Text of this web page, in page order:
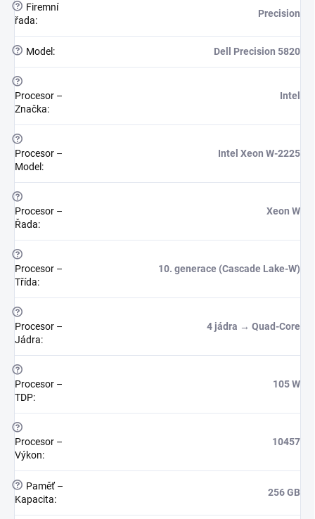
?
Firemní
řada:
Precision
? Model : Dell Precision 5820
?
Procesor –
Značka:
Intel
?
Procesor –
Model :
Intel Xeon W-2225
?
Procesor –
Řada:
Xeon W
?
Procesor –
Třída:
10. generace (Cascade Lake-W)
?
Procesor –
Jádra:
4 jádra → Quad-Core
?
Procesor –
TDP:
105 W
?
Procesor –
Výkon:
10457
?
Paměť –
Kapacita:
256 GB